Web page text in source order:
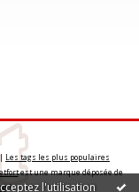
l'utilisation
| Les tags les plus populaires
est une marque déposée de
!